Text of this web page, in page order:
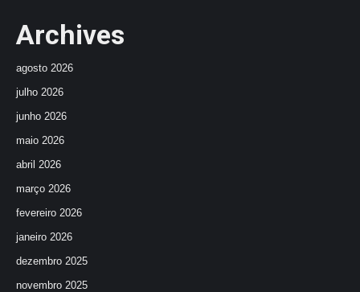
Archives
agosto 2026
julho 2026
junho 2026
maio 2026
abril 2026
março 2026
fevereiro 2026
janeiro 2026
dezembro 2025
novembro 2025